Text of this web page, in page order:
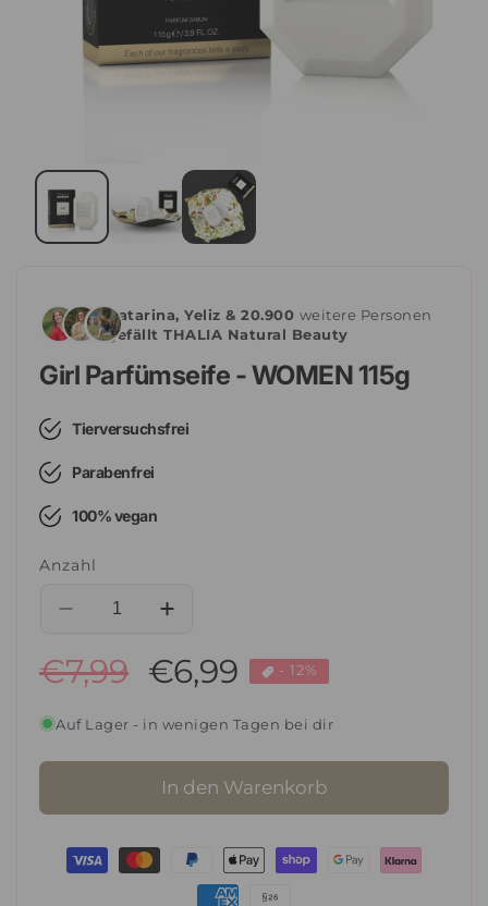
Katarina, Yeliz & 20.900 weitere Personen
gefällt THALIA Natural Beauty
Girl Parfümseife - WOMEN 115g
Tierversuchsfrei
Parabenfrei
100% vegan
Anzahl
Verringere
Menge
für
Parfümseife
Erhöhe
Menge
für
Parfümseife
WOMEN
115g
Normaler
€7,99 Verkaufspreis
€6,99 - 12%
Auf Lager - in wenigen Tagen bei dir
In den Warenkorb
Zahlungsmethoden